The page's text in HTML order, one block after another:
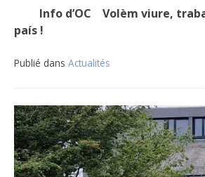
Info d’OC Volèm viure,
país !
Publié dans Actualités